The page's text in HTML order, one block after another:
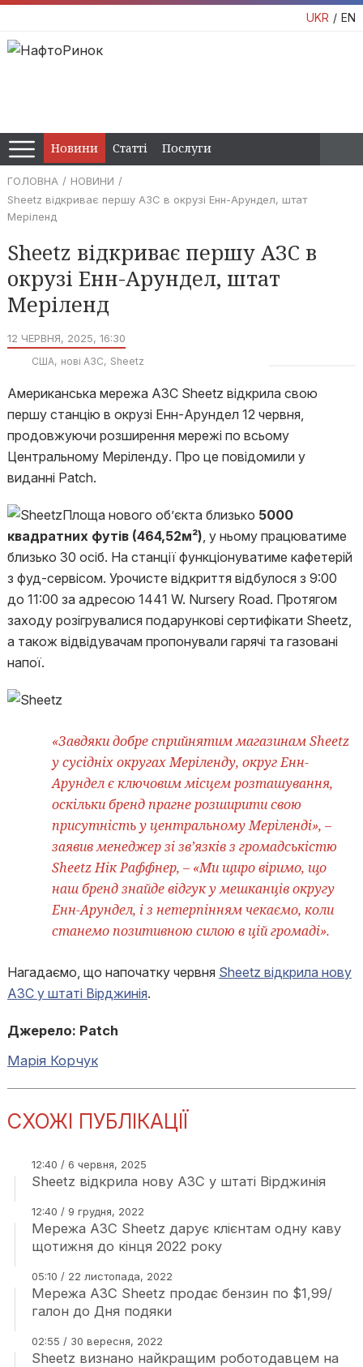
UKR EN
Новини Статті Послуги
ГОЛОВНА
НОВИНИ
Sheetz відкриває першу АЗС в окрузі Енн-Арундел, штат
Меріленд
Sheetz відкриває першу АЗС в
окрузі Енн-Арундел, штат
Меріленд
12 ЧЕРВНЯ, 2025, 16:30
США нові АЗС Sheetz
Американська мережа АЗС Sheetz відкрила свою
першу станцію в окрузі Енн-Арундел 12 червня,
продовжуючи розширення мережі по всьому
Центральному Меріленду. Про це повідомили у
виданні Patch.
Площа нового об’єкта близько 5000
квадратних футів (464,52м²), у ньому працюватиме
близько 30 осіб. На станції функціонуватиме кафетерій
з фуд-сервісом. Урочисте відкриття відбулося з 9:00
до 11:00 за адресою 1441 W. Nursery Road. Протягом
заходу розігрувалися подарункові сертифікати Sheetz,
а також відвідувачам пропонували гарячі та газовані
напої.
«Завдяки добре сприйнятим магазинам Sheetz
у сусідніх округах Меріленду, округ Енн-
Арундел є ключовим місцем розташування,
оскільки бренд прагне розширити свою
присутність у центральному Меріленді», –
заявив менеджер зі зв’язків з громадськістю
Sheetz Нік Раффнер, – «Ми щиро віримо, що
наш бренд знайде відгук у мешканців округу
Енн-Арундел, і з нетерпінням чекаємо, коли
станемо позитивною силою в цій громаді».
Нагадаємо, що напочатку червня Sheetz відкрила нову
АЗС у штаті Вірджинія.
Джерело: Patch
Марія Корчук
СХОЖІ ПУБЛІКАЦІЇ
12:40 / 6 червня, 2025
Sheetz відкрила нову АЗС у штаті Вірджинія
12:40 / 9 грудня, 2022
Мережа АЗС Sheetz дарує клієнтам одну каву
щотижня до кінця 2022 року
05:10 / 22 листопада, 2022
Мережа АЗС Sheetz продає бензин по $1,99/
галон до Дня подяки
02:55 / 30 вересня, 2022
Sheetz визнано найкращим роботодавцем на